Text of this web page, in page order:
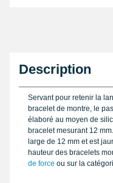
Description
Servant pour retenir la
bracelet de montre, le
élaboré au moyen de
bracelet mesurant 12
large de 12 mm et est
hauteur des bracelets
de force ou sur la